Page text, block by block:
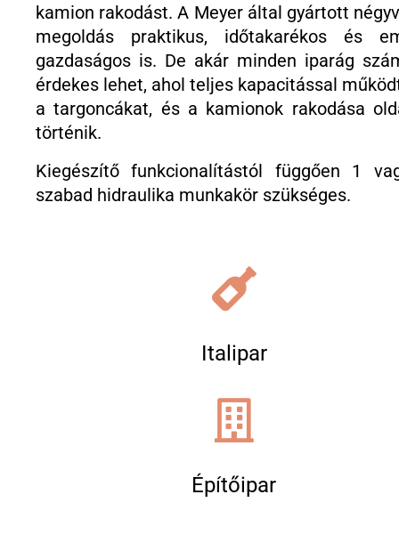
kamion rakodást. A Meyer által gyártott
megoldás praktikus, időtakarékos és
gazdaságos is. De akár minden iparág
érdekes lehet, ahol teljes kapacitással
a targoncákat, és a kamionok rakodása
történik.
Kiegészítő funkcionalítástól függően 1
szabad hidraulika munkakör szükséges.
Italipar
Építőipar